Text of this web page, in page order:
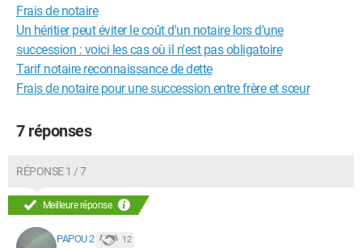
Frais de notaire
Un héritier peut éviter le coût d'un notaire lors d'une
succession : voici les cas où il n'est pas obligatoire
Tarif notaire reconnaissance de dette
Frais de notaire pour une succession entre frère et sœur
7 réponses
RÉPONSE 1 / 7
Meilleure réponse
PAPOU 2 12